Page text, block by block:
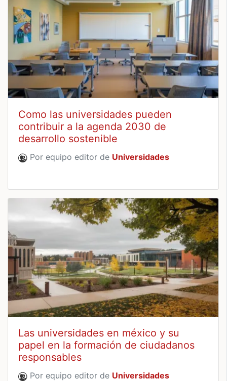
Como las universidades pueden
contribuir a la agenda 2030 de
desarrollo sostenible
Por equipo editor de Universidades
Las universidades en méxico y su
papel en la formación de ciudadanos
responsables
Por equipo editor de Universidades